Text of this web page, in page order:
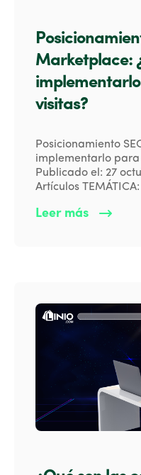
Marketplace:
visitas?
Posicionamiento
implementarlo para
Publicado el: 27
Artículos
Leer más